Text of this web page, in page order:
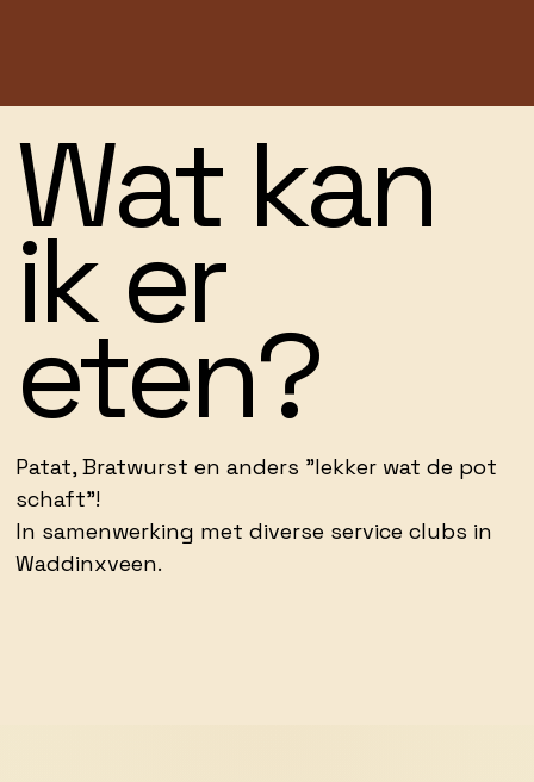
Wat kan
ik er
eten?
Patat, Bratwurst en anders "lekker wat de pot
schaft"!
In samenwerking met diverse service clubs in
Waddinxveen.